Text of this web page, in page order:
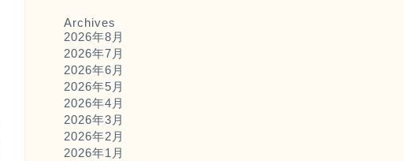
Archives
2026年8月
2026年7月
2026年6月
2026年5月
2026年4月
2026年3月
2026年2月
2026年1月